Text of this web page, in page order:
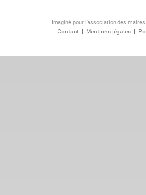
Imaginé pour l'association des
Contact Mentions légales